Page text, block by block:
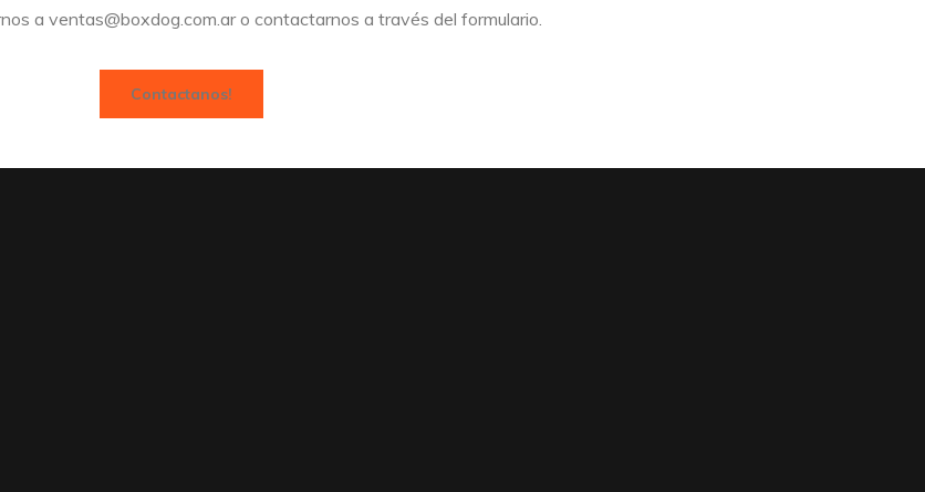
a ventas@boxdog.com.ar o contactarnos a través del formulario.
Contactanos!